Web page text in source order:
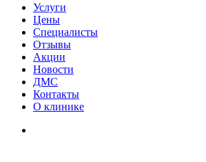
Услуги
Цены
Специалисты
Отзывы
Акции
Новости
ДМС
Контакты
О клинике